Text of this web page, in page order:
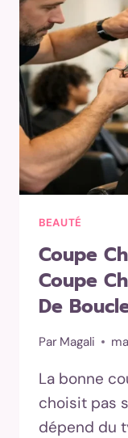
BEAUTÉ
Coupe
Coupe
De
Par Magali
La bonne
choisit pas
dépend du